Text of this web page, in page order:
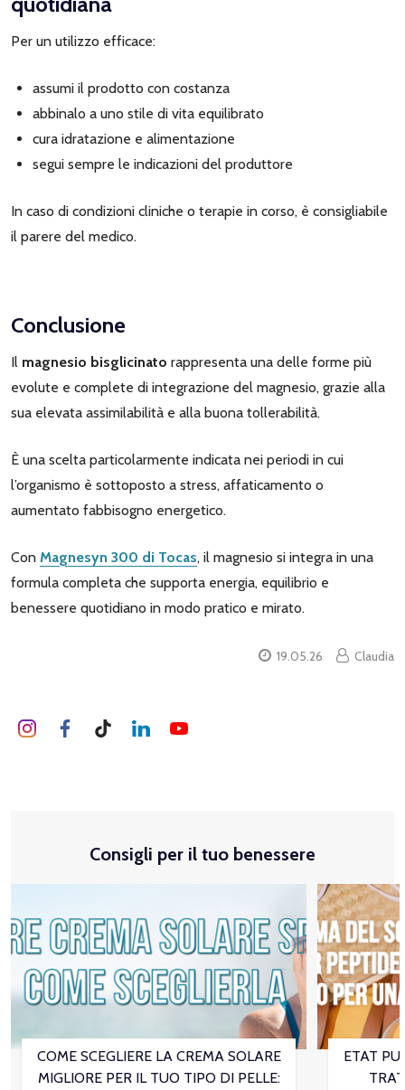
Per un utilizzo efficace:
assumi il prodotto con costanza
abbinalo a uno stile di vita equilibrato
cura idratazione e alimentazione
segui sempre le indicazioni del produttore
In caso di condizioni cliniche o terapie in corso, è consigliabile
il parere del medico.
Conclusione
Il magnesio bisglicinato rappresenta una delle forme più
evolute e complete di integrazione del magnesio, grazie alla
sua elevata assimilabilità e alla buona tollerabilità.
È una scelta particolarmente indicata nei periodi in cui
l’organismo è sottoposto a stress, affaticamento o
aumentato fabbisogno energetico.
Con Magnesyn 300 di Tocas, il magnesio si integra in una
formula completa che supporta energia, equilibrio e
benessere quotidiano in modo pratico e mirato.
19.05.26 Claudia
Consigli per il tuo benessere
COME SCEGLIERE LA CREMA SOLARE
MIGLIORE PER IL TUO TIPO DI PELLE:
ETAT